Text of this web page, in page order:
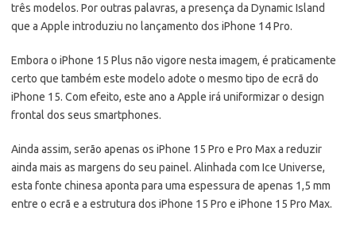
três modelos. Por outras palavras, a presença da Dynamic Island
que a Apple introduziu no lançamento dos iPhone 14 Pro.
Embora o iPhone 15 Plus não vigore nesta imagem, é praticamente
certo que também este modelo adote o mesmo tipo de ecrã do
iPhone 15. Com efeito, este ano a Apple irá uniformizar o design
frontal dos seus smartphones.
Ainda assim, serão apenas os iPhone 15 Pro e Pro Max a reduzir
ainda mais as margens do seu painel. Alinhada com Ice Universe,
esta fonte chinesa aponta para uma espessura de apenas 1,5 mm
entre o ecrã e a estrutura dos iPhone 15 Pro e iPhone 15 Pro Max.